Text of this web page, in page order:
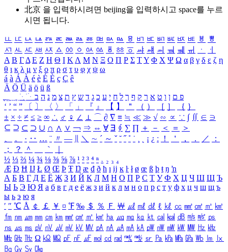
北京 을 입력하시려면 beijing을 입력하시고 space를 누르
시면 됩니다.
ㅥ ㅦ ㅧ ㅨ ㅩ ㅪ ㅫ ㅬ ㅭ ㅮ ㅯ ㅰ ㅱ ㅲ ㅳ ㅴ ㅵ ㅶ ㅷ ㅸ
ㅹ
ㅺ ㅻ ㅼ ㅽ ㅾ ㅿ ㆀ ㆁ ㆂ ㆃ ㆄ ㆅ ㆆ ㆇ ㆈ ㆉ ㆊ ㆋ ㆌ ㆍ
ㆎ
Α Β ΓΔ Ε Ζ Η Θ Ι ΚΛ Μ Ν Ξ Ο Π Ρ Σ ΤΥ Φ Χ Ψ Ω α β γ δ ε ζ η
θ ι κ λ μ ν ξ ο π ρ σ τ υ φ χ ψ ω
á à Á À é è É È ç Ç ê
Ä Ö Ü ä ö ü ß
ִֶֹ ֻּ ׁׂ פ ם ן ו ט א ר ק ף ך ל ח י ע כ ג ד ש ץ ת צ מ נ ה ב
‘ ’ “ ” 〔 〕 〈 〉 「 」 『 』 【 】 ＂ （ ） ［ ］ ｛ ｝
± × ÷ ≠ ≤ ≥ ∞ ∴ ♂ ♀ ∠ ⊥ ⌒ ∂ ∇ ≡ ≒ ≪ ≫ √ ∽ ∝ ∵ ∫ ∬ ∈ ∋
⊆ ⊇ ⊂ ⊃ ∪ ∩ ∧ ∨ ￢ ⇒ ⇔ ∀ ∃ ∮ ∑ ∏ ＋ － ＜ ＝
＞
、
。 · ‥ … ¨ 〃 ― ＼ ∼ ´ ～ ˇ ˘ ˝ ˚ ˙ ¸ ¡ ¿ ː ！ ＇ ， ． ／
：
；
？ ＾ ｀
½ ⅓ ⅔ ¼ ¾ ⅛ ⅜ ⅝ ⅞ ¹ ² ³ ⁴ ⁿ ₁ ₂ ₃ ₄
Æ Ð Ħ Ĳ Ł Ø Œ Þ Ŧ Ŋ æ đ ð ħ ı ĳ ĸ ŀ ł ø œ ß þ ŧ ŋ ŉ
А Б В Г Д Е Ё Ж З И Й К Л М Н О П Р С Т У Ф Х Ц Ч Ш Щ Ъ
Ы Ь Э Ю Я а б в г д е ё ж з и й к л м н о п р с т у ф х ц ч ш щ ъ
ы ь э ю я
′ ″ ℃ Å ￠ ￡ ￥ ¤ ℉ ‰ ＄ ％ Ｆ ￦ ㎕ ㎖ ㎗ ℓ ㎘ ㏄ ㎣ ㎤ ㎥ ㎦
㎙ ㎚ ㎛ ㎜ ㎝ ㎞ ㎟ ㎠ ㎡ ㎢ ㏊ ㎍ ㎎ ㎏ ㏏ ㎈ ㎉ ㏈ ㎧ ㎨ ㎰
㎱ ㎲ ㎳ ㎴ ㎵ ㎶ ㎷ ㎸ ㎹ ㎀ ㎁ ㎂ ㎃ ㎄ ㎺ ㎻ ㎽ ㎾ ㎿ ㎐ ㎑
㎒ ㎓ ㎔ Ω ㏀ ㏁ ㎊ ㎋ ㎌ ㏖ ㏅ ㎭ ㎮ ㎯ ㏛ ㎩ ㎪ ㎫ ㎬ ㏝ ㏐
㏓
㏃ ㏉ ㏜ ㏆